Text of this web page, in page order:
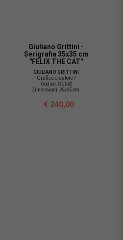
Giuliano Grittini -
Serigrafia 35x35 cm
"FELIX THE CAT"
GIULIANO GRITTINI
Grafica d'autore /
Codice:GG042
Dimensioni:35x35 cm.
€ 240,00